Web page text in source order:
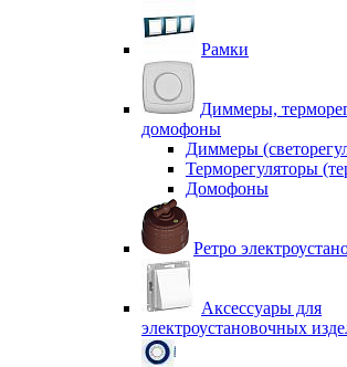
Рамки
Диммеры,
домофоны
Диммеры
Терморегуляторы
Домофоны
Ретро
Аксессуары для
электроустановочных